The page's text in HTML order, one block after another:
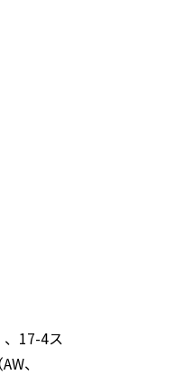
17-4ス
、